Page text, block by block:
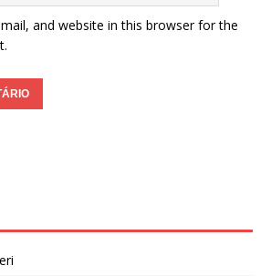
and website in this browser for the